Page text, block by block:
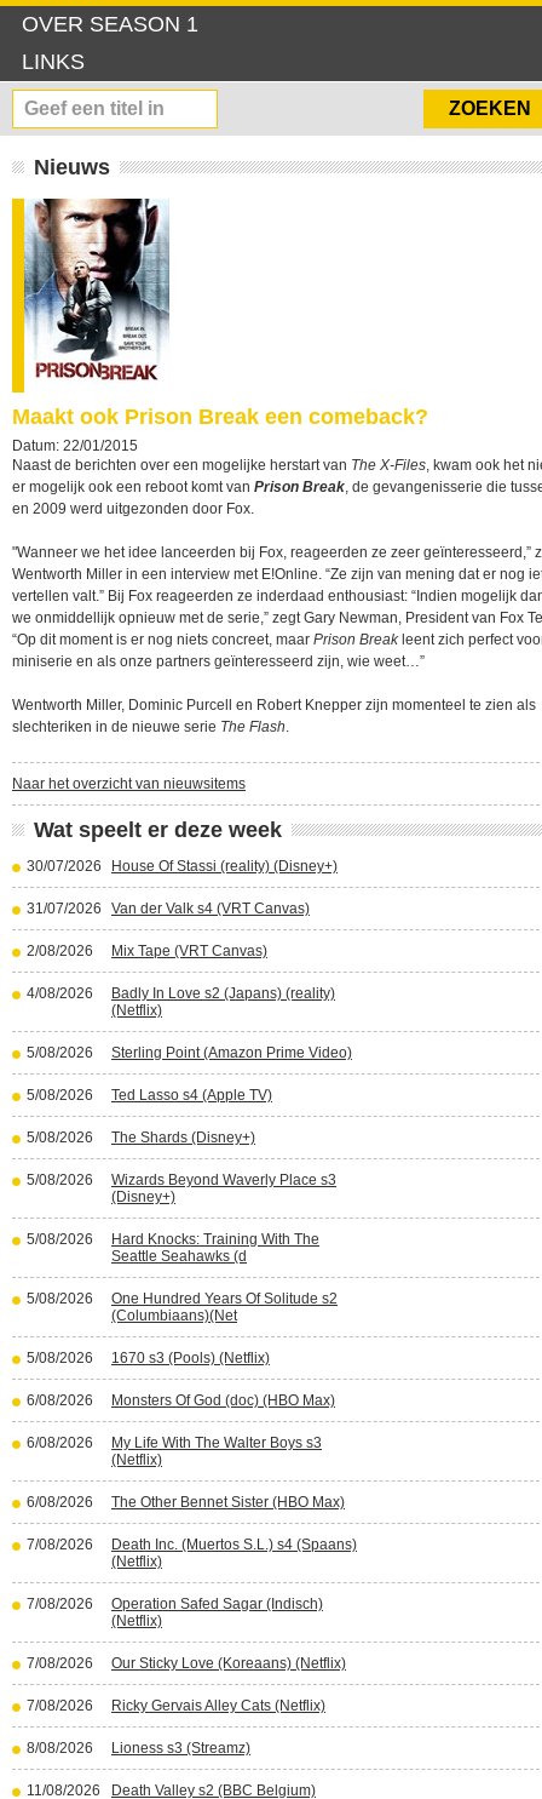
OVER SEASON 1
LINKS
Nieuws
Maakt ook Prison Break een comeback?
Datum: 22/01/2015
Naast de berichten over een mogelijke herstart van The X-Files, kwam ook het
er mogelijk ook een reboot komt van Prison Break, de gevangenisserie die
en 2009 werd uitgezonden door Fox.
"Wanneer we het idee lanceerden bij Fox, reageerden ze zeer geïnteresseerd,”
Wentworth Miller in een interview met E!Online. “Ze zijn van mening dat er nog
vertellen valt.” Bij Fox reageerden ze inderdaad enthousiast: “Indien mogelijk
we onmiddellijk opnieuw met de serie,” zegt Gary Newman, President van Fox
“Op dit moment is er nog niets concreet, maar Prison Breakleent zich perfect
miniserie en als onze partners geïnteresseerd zijn, wie weet…”
Wentworth Miller, Dominic Purcell en Robert Knepper zijn momenteel te zien als
slechteriken in de nieuwe serie The Flash.
Naar het overzicht van nieuwsitems
Wat speelt er deze week
30/07/2026 House Of Stassi (reality) (Disney+)
31/07/2026 Van der Valk s4 (VRT Canvas)
2/08/2026 Mix Tape (VRT Canvas)
4/08/2026
Badly In Love s2 (Japans) (reality)
(Netflix)
5/08/2026 Sterling Point (Amazon Prime Video)
5/08/2026 Ted Lasso s4 (Apple TV)
5/08/2026 The Shards (Disney+)
5/08/2026
Wizards Beyond Waverly Place s3
(Disney+)
5/08/2026
Hard Knocks: Training With The
Seattle Seahawks (d
5/08/2026
One Hundred Years Of Solitude s2
(Columbiaans)(Net
5/08/2026 1670 s3 (Pools) (Netflix)
6/08/2026 Monsters Of God (doc) (HBO Max)
6/08/2026
My Life With The Walter Boys s3
(Netflix)
6/08/2026 The Other Bennet Sister (HBO Max)
7/08/2026
Death Inc. (Muertos S.L.) s4 (Spaans)
(Netflix)
7/08/2026
Operation Safed Sagar (Indisch)
(Netflix)
7/08/2026 Our Sticky Love (Koreaans) (Netflix)
7/08/2026 Ricky Gervais Alley Cats (Netflix)
8/08/2026 Lioness s3 (Streamz)
11/08/2026 Death Valley s2 (BBC Belgium)